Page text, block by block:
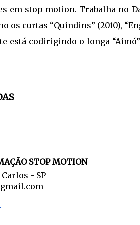
em stop motion. Trabalha no
os curtas “Quindins” (2010),
está codirigindo o longa
STOP MOTION
- SP